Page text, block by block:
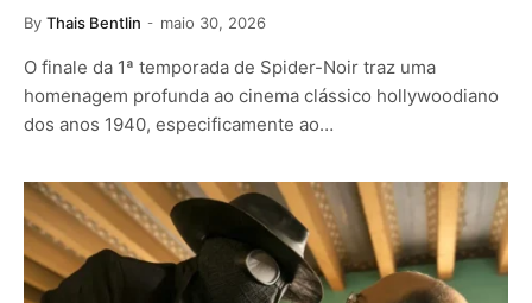
By Thais Bentlin maio 30, 2026
O finale da 1ª temporada de Spider-Noir traz uma
homenagem profunda ao cinema clássico hollywoodiano
dos anos 1940, especificamente ao…